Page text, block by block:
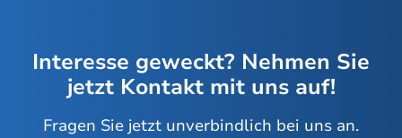
Interesse geweckt? Nehmen Sie
jetzt Kontakt mit uns auf!
Fragen Sie jetzt unverbindlich bei uns an.